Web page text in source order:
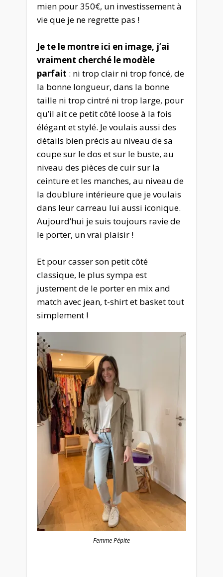
mien pour 350€, un investissement à
vie que je ne regrette pas !
Je te le montre ici en image, j’ai
vraiment cherché le modèle
parfait : ni trop clair ni trop foncé, de
la bonne longueur, dans la bonne
taille ni trop cintré ni trop large, pour
qu’il ait ce petit côté loose à la fois
élégant et stylé. Je voulais aussi des
détails bien précis au niveau de sa
coupe sur le dos et sur le buste, au
niveau des pièces de cuir sur la
ceinture et les manches, au niveau de
la doublure intérieure que je voulais
dans leur carreau lui aussi iconique.
Aujourd’hui je suis toujours ravie de
le porter, un vrai plaisir !
Et pour casser son petit côté
classique, le plus sympa est
justement de le porter en mix and
match avec jean, t-shirt et basket tout
simplement !
Femme Pépite